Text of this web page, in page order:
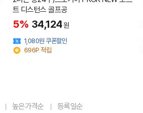
트 디스턴스 골프공
5% 34,124원
1,080원 쿠폰할인
696P 적립
높은가격순 등록일순